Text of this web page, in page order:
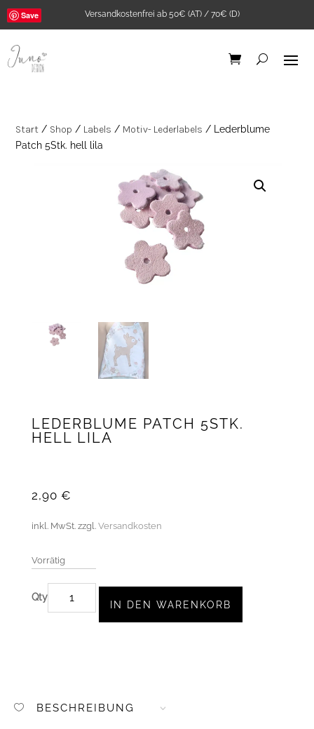
Versandkostenfrei ab 50€ (AT) / 70€ (D)
Save
Start / Shop / Labels / Motiv- Lederlabels / Lederblume
Patch 5Stk. hell lila
LEDERBLUME PATCH 5STK.
HELL LILA
2,90 €
inkl. MwSt. zzgl. Versandkosten
Vorrätig
LEDERBLUME
PATCH
IN DEN WARENKORB
BESCHREIBUNG
Ribstrick Jersey Senf
0,5m
6,45€